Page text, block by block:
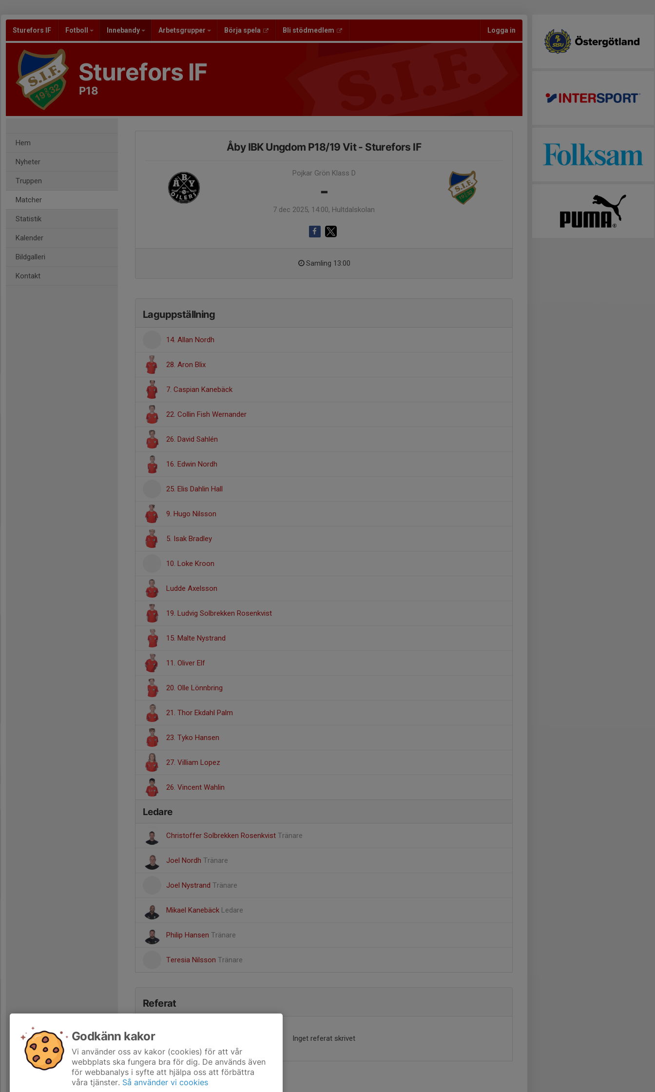
Sturefors IF Fotboll Innebandy Arbetsgrupper Börja spela Bli stödmedlem Logga in
Sturefors IF
P18
Hem
Nyheter
Truppen
Matcher
Statistik
Kalender
Bildgalleri
Kontakt
Åby IBK Ungdom P18/19 Vit - Sturefors IF
Pojkar Grön Klass D
-
7 dec 2025, 14:00, Hultdalskolan
Samling 13:00
Laguppställning
14. Allan Nordh
28. Aron Blix
7. Caspian Kanebäck
22. Collin Fish Wernander
26. David Sahlén
16. Edwin Nordh
25. Elis Dahlin Hall
9. Hugo Nilsson
5. Isak Bradley
10. Loke Kroon
Ludde Axelsson
19. Ludvig Solbrekken Rosenkvist
15. Malte Nystrand
11. Oliver Elf
20. Olle Lönnbring
21. Thor Ekdahl Palm
23. Tyko Hansen
27. Villiam Lopez
26. Vincent Wahlin
Ledare
Christoffer Solbrekken Rosenkvist Tränare
Joel Nordh Tränare
Joel Nystrand Tränare
Mikael Kanebäck Ledare
Philip Hansen Tränare
Teresia Nilsson Tränare
Referat
Inget referat skrivet
Godkänn kakor
Vi använder oss av kakor (cookies) för att vår
webbplats ska fungera bra för dig. De används även
för webbanalys i syfte att hjälpa oss att förbättra
våra tjänster. Så använder vi cookies